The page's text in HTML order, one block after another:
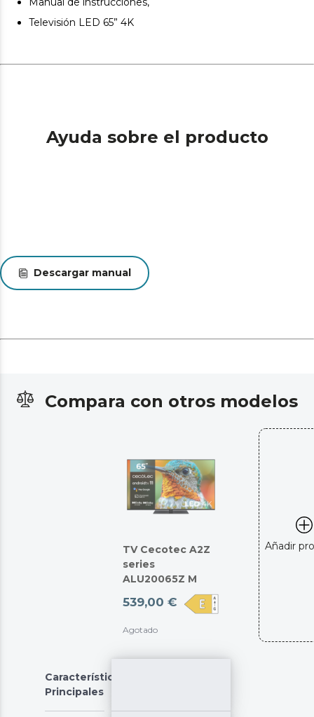
Peana central.
Televisión LED 65” 4K
Ayuda sobre el producto
Descargar manual
Compara con otros modelos
TV Cecotec A2Z
series
ALU20065Z M
539,00 €
Agotado
Añadir
Características
Principales